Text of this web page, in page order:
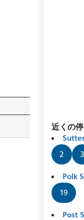
近くの
2 3
Polk
19
Post